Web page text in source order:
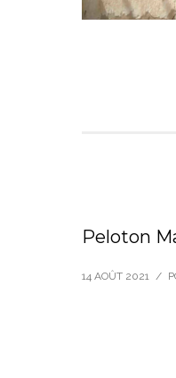
Peloton
14 AOÛT 2021 /